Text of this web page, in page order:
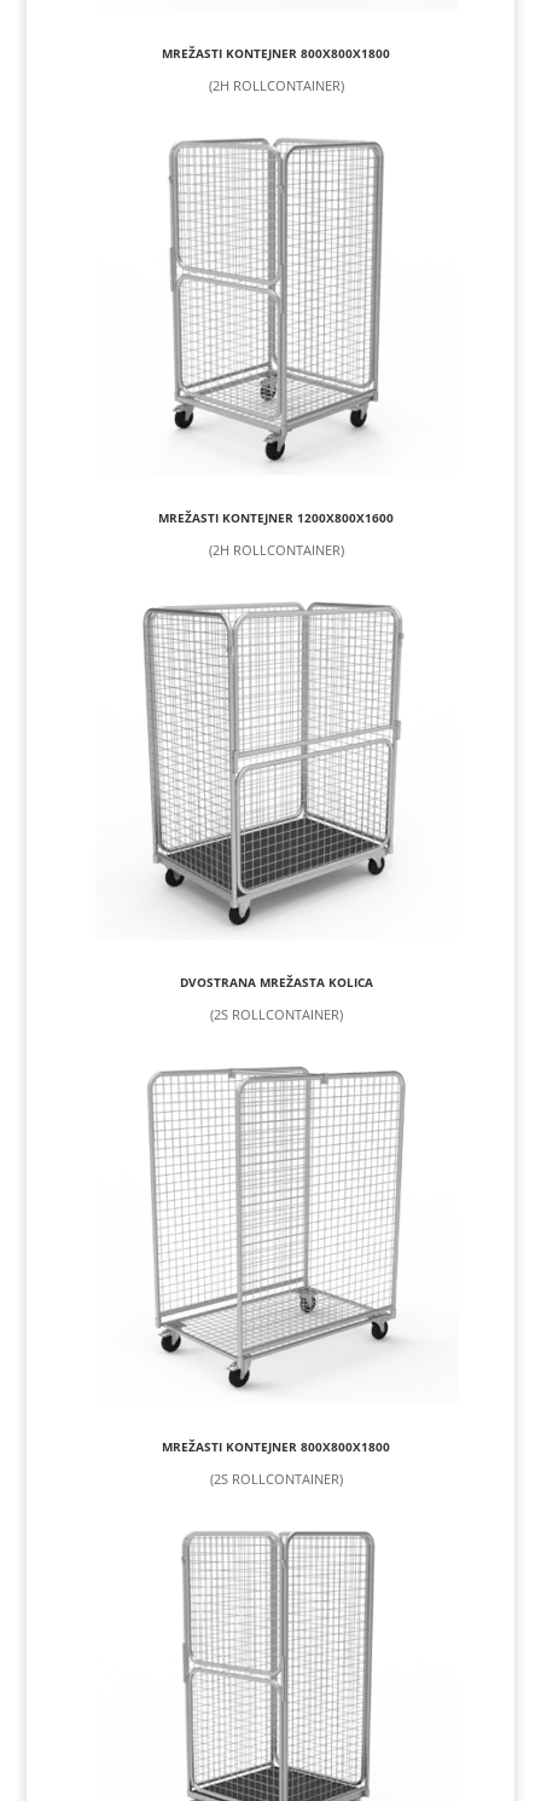
MREŽASTI KONTEJNER 800X800X1800
(2H ROLLCONTAINER)
MREŽASTI KONTEJNER 1200X800X1600
(2H ROLLCONTAINER)
DVOSTRANA MREŽASTA KOLICA
(2S ROLLCONTAINER)
MREŽASTI KONTEJNER 800X800X1800
(2S ROLLCONTAINER)